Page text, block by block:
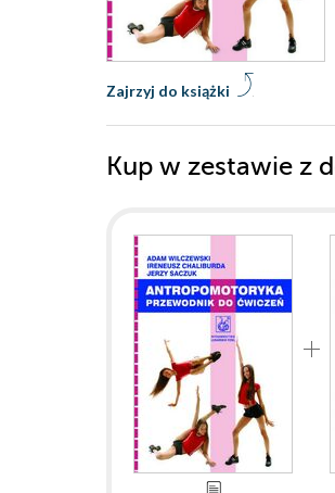
Zajrzyj do książki
Kup w zestawie z